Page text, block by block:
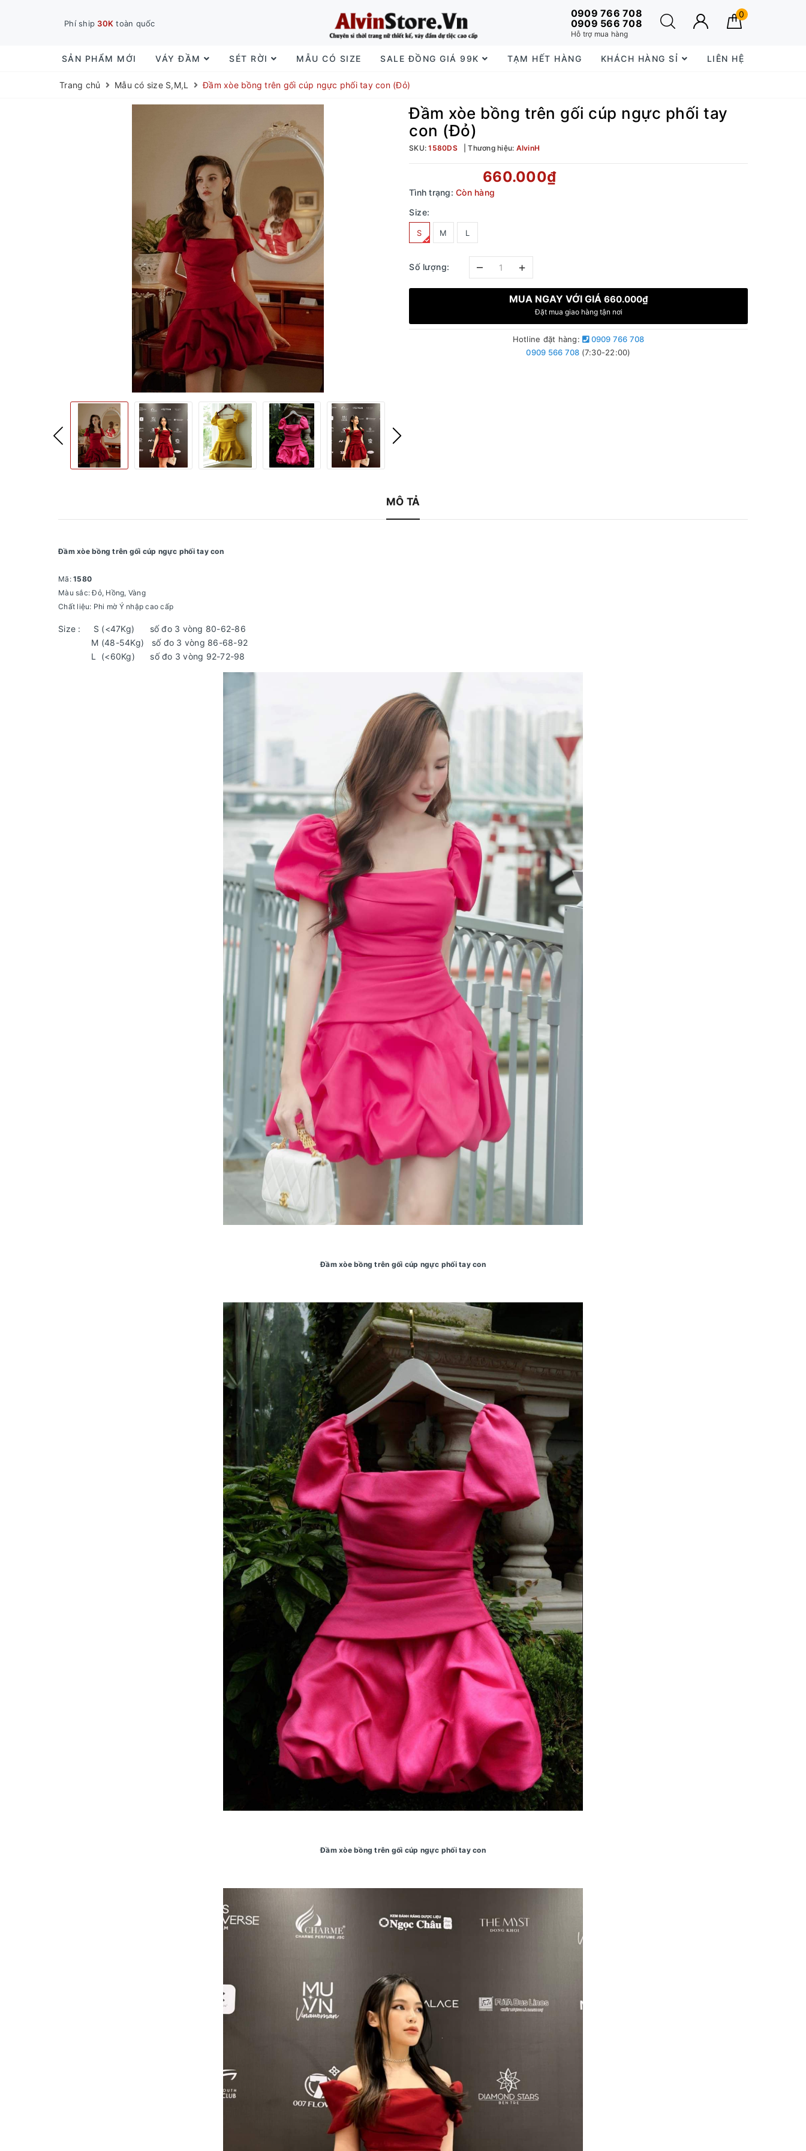
Phí ship 30K toàn quốc
0909 766 708
0909 566 708
Hỗ trợ mua hàng
0
SẢN PHẨM MỚI VÁY ĐẦM SÉT RỜI MẪU CÓ SIZE SALE ĐỒNG GIÁ 99K TẠM HẾT HÀNG KHÁCH HÀNG SỈ LIÊN HỆ
Trang chủ Mẫu có size S,M,L Đầm xòe bồng trên gối cúp ngực phối tay con (Đỏ)
Đầm xòe bồng trên gối cúp ngực phối tay
con (Đỏ)
SKU:1580DS Thương hiệu: AlvinH
660.000₫
Tình trạng: Còn hàng
Size:
S M L
Số lượng: – +
MUA NGAY VỚI GIÁ 660.000₫
Đặt mua giao hàng tận nơi
Hotline đặt hàng:
0909 766 708
0909 566 708 (7:30-22:00)
MÔ TẢ
Đầm xòe bồng trên gối cúp ngực phối tay con
Mã:1580
Màu sắc: Đỏ, Hồng, Vàng
Chất liệu: Phi mờ Ý nhập cao cấp
Size : S (<47Kg) số đo 3 vòng 80-62-86
M (48-54Kg) số đo 3 vòng 86-68-92
L (<60Kg) số đo 3 vòng 92-72-98
Đầm xòe bồng trên gối cúp ngực phối tay con
Đầm xòe bồng trên gối cúp ngực phối tay con